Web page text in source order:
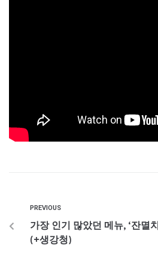
PREVIOUS
가장 인기 많았던 메뉴, ‘잔멸
(+생강청)